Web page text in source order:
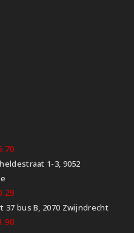
1-3, 9052
37 bus B, 2070 Zwijndrecht